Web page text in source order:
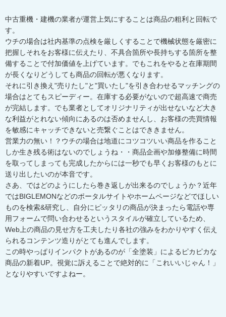
中古重機・建機の業者が運営上気にすることは商品の粗利と回転で
す。
ウチの場合は社内基準の点検を厳しくすることで機械状態を厳密に
把握しそれをお客様に伝えたり、不具合箇所や長持ちする箇所を整
備することで付加価値を上げています。でもこれをやると在庫期間
が長くなりどうしても商品の回転が悪くなります。
それに引き換え"売りたし"と"買いたし"を引き合わせるマッチングの
場合はとてもスピーディー。在庫する必要がないので超高速で商売
が完結します。でも業者としてオリジナリティが出せないなど大き
な利益がとれない傾向にあるのは否めませんし、お客様の売買情報
を敏感にキャッチできないと売繋ぐことはでききません。
営業力の無い！？ウチの場合は地道にコツコツいい商品を作ること
しか生き残る術はないのでしょうね・・商品企画や加修整備に時間
を取ってしまっても完成したからには一秒でも早くお客様のもとに
送り出したいのが本音です。
さあ、ではどのようにしたら巻き返しが出来るのでしょうか？近年
ではBIGLEMONなどのポータルサイトやホームページなどでほしい
ものを検索&研究し、自分にピッタリの商品が決まったら電話や専
用フォームで問い合わせるというスタイルが確立しているため、
Web上の商品の見せ方を工夫したり各社の強みをわかりやすく伝え
られるコンテンツ造りがとても進んでします。
この時やっぱりインパクトがあるのが「全塗装」によるピカピカな
商品の新着UP。視覚に訴えることで絶対的に「これいいじゃん！」
となりやすいですよねー。